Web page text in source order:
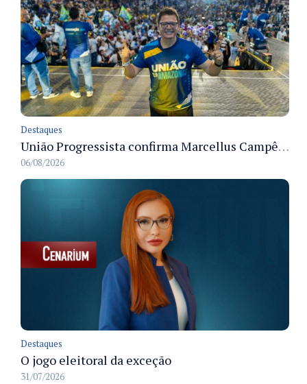
Destaques
União Progressista confirma Marcellus Campêlo como candidato a deputado estadual
06/08/2026
Destaques
O jogo eleitoral da exceção
31/07/2026